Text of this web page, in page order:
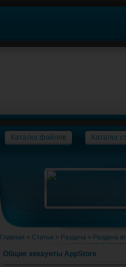
Каталог файлов Каталог
Главная » Статьи » Раздача » Раздача
Общие аккаунты AppStore